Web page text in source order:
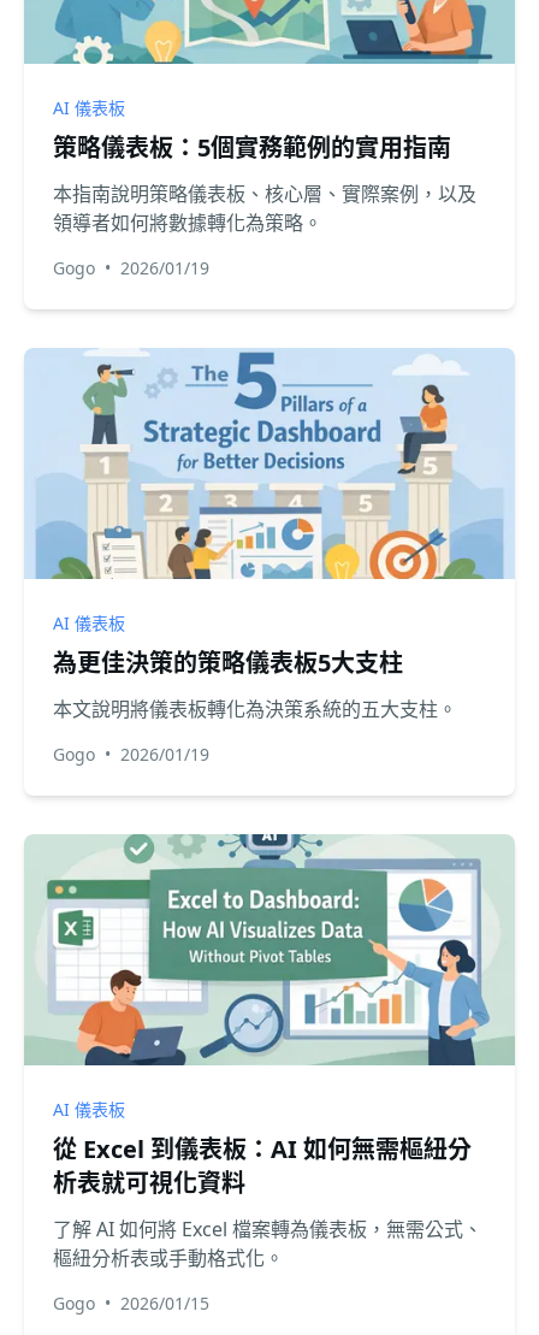
AI 儀表板
策略儀表板：5個實務範例的實用指南
本指南說明策略儀表板、核心層、實際案例，以及
領導者如何將數據轉化為策略。
Gogo • 2026/01/19
AI 儀表板
為更佳決策的策略儀表板5大支柱
本文說明將儀表板轉化為決策系統的五大支柱。
Gogo • 2026/01/19
AI 儀表板
從 Excel 到儀表板：AI 如何無需樞紐分
析表就可視化資料
了解 AI 如何將 Excel 檔案轉為儀表板，無需公式、
樞紐分析表或手動格式化。
Gogo • 2026/01/15